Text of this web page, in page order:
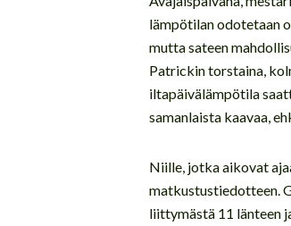
lämpötilan odotetaan
mutta sateen
Patrickin torstaina,
iltapäivälämpötila
samanlaista kaavaa,
Niille, jotka aikovat
matkustustiedotteen.
liittymästä 11 länteen